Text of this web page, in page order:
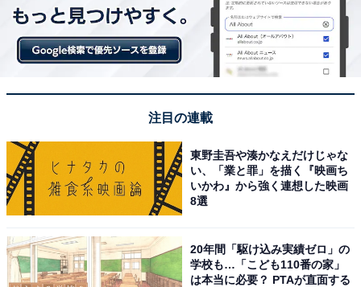
の外気浴エリアで横になると、山からの冷たい風と
静寂の中で最高に整えました。
夜に行くと神戸市内の夜景と星空が一度に楽しめて
く、無料駐車場も500台と広いので気軽に来られる
のが嬉しいです。
注目の連載
東野圭吾や湊かなえだけじゃな
い、「業と罪」を描く『映画ち
いかわ』から強く連想した映画
8選
20年間「駆け込み実績ゼロ」の
学校も…「こども110番の家」
は本当に必要？ PTAが直面する